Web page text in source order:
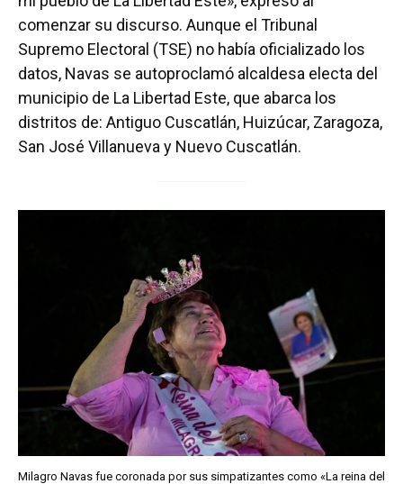
comenzar su discurso. Aunque el Tribunal
Supremo Electoral (TSE) no había oficializado los
datos, Navas se autoproclamó alcaldesa electa del
municipio de La Libertad Este, que abarca los
distritos de: Antiguo Cuscatlán, Huizúcar, Zaragoza,
San José Villanueva y Nuevo Cuscatlán.
Milagro Navas fue coronada por sus simpatizantes como «La reina del